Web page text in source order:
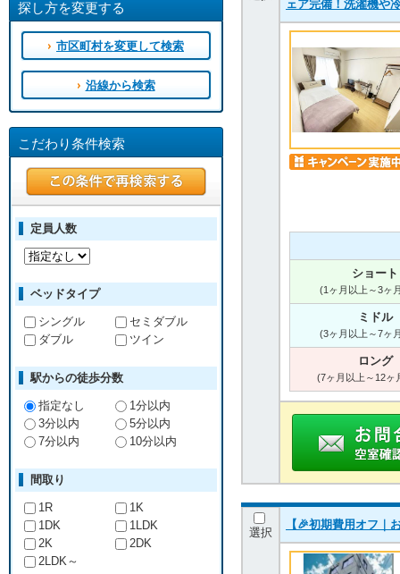
ェア完備！洗濯機や
ショート
(1ヶ月以上～3ヶ
ミドル
(3ヶ月以上～7ヶ
ロング
(7ヶ月以上～12ヶ
選択
【🎉初期費用オフ
探し方を変更する
市区町村を変更して検索
沿線から検索
こだわり条件検索
定員人数
ベッドタイプ
シングル
セミダブル
ダブル
ツイン
駅からの徒歩分数
指定なし
1分以内
3分以内
5分以内
7分以内
10分以内
間取り
1R
1K
1DK
1LDK
2K
2DK
2LDK～